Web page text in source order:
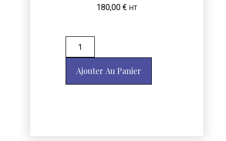
180,00 € HT
Ajouter Au Panier